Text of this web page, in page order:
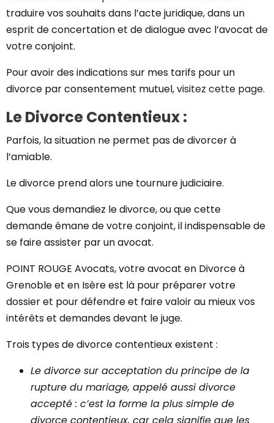
traduire vos souhaits dans l’acte juridique, dans un
esprit de concertation et de dialogue avec l’avocat de
votre conjoint.
Pour avoir des indications sur mes tarifs pour un
divorce par consentement mutuel,visitez cette page.
Le Divorce Contentieux :
Parfois, la situation ne permet pas de divorcer à
l’amiable.
Le divorce prend alors une tournure judiciaire.
Que vous demandiez le divorce, ou que cette
demande émane de votre conjoint, il indispensable de
se faire assister par un avocat.
POINT ROUGE Avocats, votre avocat en Divorce à
Grenoble et en Isère est là pour préparer votre
dossier et pour défendre et faire valoir au mieux vos
intérêts et demandes devant le juge.
Trois types de divorce contentieux existent :
Le divorce sur acceptation du principe de la
rupture du mariage, appelé aussi divorce
accepté : c’est la forme la plus simple de